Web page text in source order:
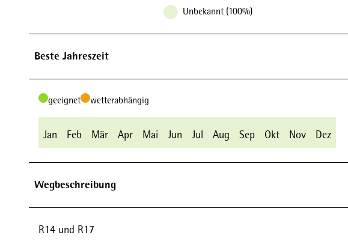
Unbekannt (100%)
Beste Jahreszeit
geeignet wetterabhängig
Jan Feb Mär Apr Mai Jun Jul Aug Sep Okt Nov Dez
Wegbeschreibung
R14 und R17